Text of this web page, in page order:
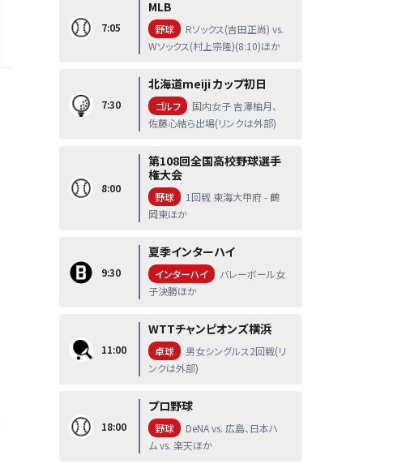
7:05
MLB
野球
Rソックス(吉田正尚) vs.
Wソックス(村上宗隆)(8:10)ほか
7:30
北海道meiji カップ初日
ゴルフ
国内女子 吉澤柚月、
佐藤心結ら出場(リンクは外部)
8:00
第108回全国高校野球選手
権大会
野球
1回戦 東海大甲府 - 鶴
岡東ほか
9:30
夏季インターハイ
インターハイ
バレーボール女
子決勝ほか
11:00
WTTチャンピオンズ横浜
卓球
男女シングルス2回戦(リ
ンクは外部)
18:00
プロ野球
野球
DeNA vs. 広島、日本ハ
ム vs. 楽天ほか